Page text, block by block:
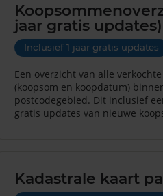
jaar gratis updates)
Inclusief 1 jaar gratis updates
Een overzicht van alle
(koopsom en koopdatum)
postcodegebied. Dit inclusief
gratis updates van nieuwe
Kadastrale kaart